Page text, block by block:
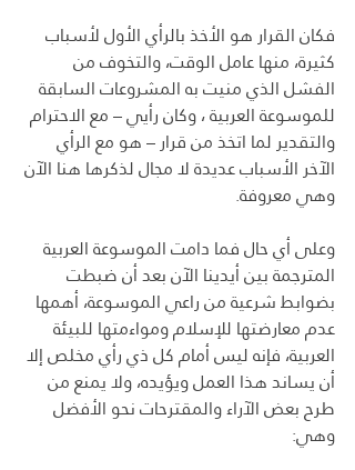
فكان القرار هو الأخذ بالرأي الأول لأسباب
كثيرة، منها عامل الوقت، والتخوف من
الفشل الذي منيت به المشروعات السابقة
للموسوعة العربية ، وكان رأيي – مع الاحترام
والتقدير لما اتخذ من قرار – هو مع الرأي
الآخر الأسباب عديدة لا مجال لذكرها هنا الآن
وهي معروفة.
وعلى أي حال فما دامت الموسوعة العربية
المترجمة بين أيدينا الآن بعد أن ضبطت
بضوابط شرعية من راعي الموسوعة، أهمها
عدم معارضتها للإسلام ومواءمتها للبيئة
العربية، فإنه ليس أمام كل ذي رأي مخلص إلا
أن يساند هذا العمل ويؤيده، ولا يمنع من
طرح بعض الآراء والمقترحات نحو الأفضل
وهي: